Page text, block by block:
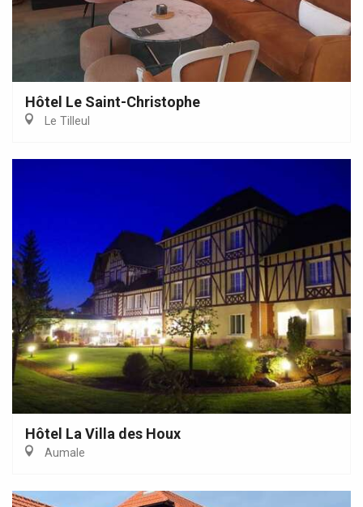
Hôtel Le Saint-Christophe
Le Tilleul
Hôtel La Villa des Houx
Aumale